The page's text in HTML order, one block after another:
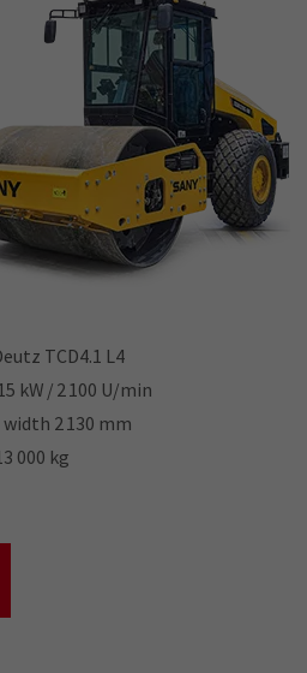
TCD4.1 L4
kW / 2 100 U/min
2 130 mm
000 kg